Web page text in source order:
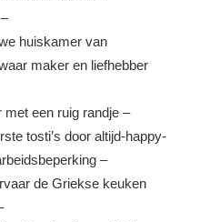
huiskamer van
maker en liefhebber
een ruig randje –
tosti’s door altijd-happy-
–
de Griekse keuken